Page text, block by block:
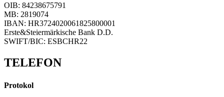
OIB: 84238675791
MB: 2819074
IBAN: HR3724020061825800001
Erste&Steiermärkische Bank D.D.
SWIFT/BIC: ESBCHR22
TELEFON
Protokol